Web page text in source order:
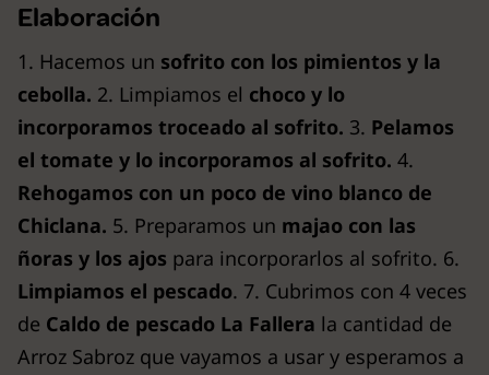
Elaboración
1. Hacemos un sofrito con los pimientos y la
cebolla. 2. Limpiamos el choco y lo
incorporamos troceado al sofrito. 3. Pelamos
el tomate y lo incorporamos al sofrito. 4.
Rehogamos con un poco de vino blanco de
Chiclana. 5. Preparamos un majao con las
ñoras y los ajos para incorporarlos al sofrito. 6.
Limpiamos el pescado. 7. Cubrimos con 4 veces
de Caldo de pescado La Fallera la cantidad de
Arroz Sabroz que vayamos a usar y esperamos a